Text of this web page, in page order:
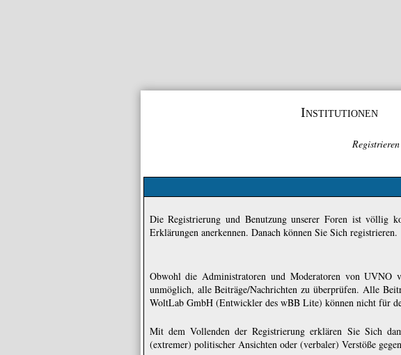
Institutionen
Registrieren
Die Registrierung und Benutzung unserer Foren ist völlig
Erklärungen anerkennen. Danach können Sie Sich registrieren.
Obwohl die Administratoren und Moderatoren von UVNO
unmöglich, alle Beiträge/Nachrichten zu überprüfen. Alle
WoltLab GmbH (Entwickler des wBB Lite) können nicht für
Mit dem Vollenden der Registrierung erklären Sie Sich
(extremer) politischer Ansichten oder (verbaler) Verstöße